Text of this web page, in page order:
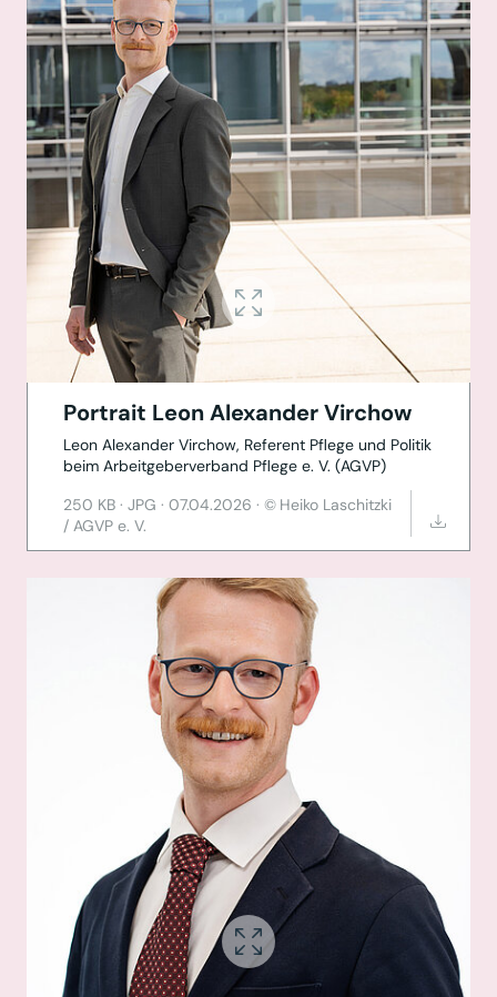
Portrait Leon Alexander Virchow
Leon Alexander Virchow, Referent Pflege und Politik
beim Arbeitgeberverband Pflege e. V. (AGVP)
250 KB · JPG · 07.04.2026 ·
Heiko Laschitzki
/ AGVP e. V.